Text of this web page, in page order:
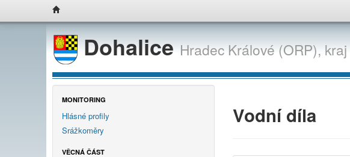
DohaliceHradec Králové (ORP),kraj
MONITORING
Hlásné profily
Srážkoměry
VĚCNÁ ČÁST
Vodní díla